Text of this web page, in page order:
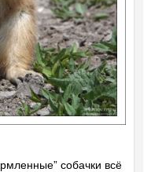
собачки всё